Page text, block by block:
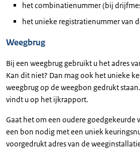
het combinatienummer (bij
het unieke registratienummer van
Weegbrug
Bij een weegbrug gebruikt u het adres
Kan dit niet? Dan mag ook het unieke
weegbrug op de weegbon gedrukt
vindt u op het ijkrapport.
Gaat het om een oudere goedgekeurde
een bon nodig met een uniek
voorgedrukt adres van de